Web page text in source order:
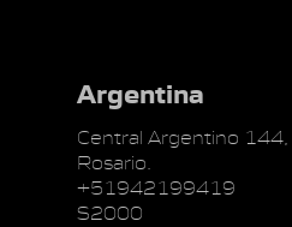
Argentina
Central Argentino 144,
Rosario.
+51942199419
S2000